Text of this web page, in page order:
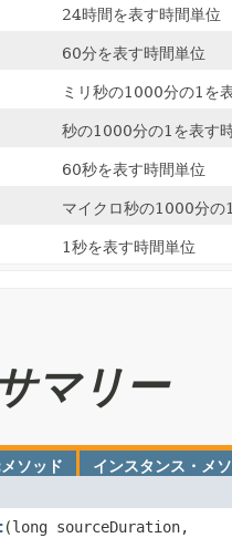
24時間を表す時間単位
60分を表す時間単位
ミリ秒の1000分の1を
秒の1000分の1を表す
60秒を表す時間単位
マイクロ秒の1000分の
1秒を表す時間単位
マリー
ソッド インスタンス・メ
​(long sourceDuration,